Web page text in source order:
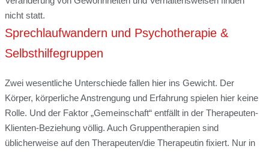
nicht statt.
Sprechlaufwandern und Psychotherapie &
Selbsthilfegruppen
Zwei wesentliche Unterschiede fallen hier ins Gewicht. Der
Körper, körperliche Anstrengung und Erfahrung spielen hier keine
Rolle. Und der Faktor „Gemeinschaft“ entfällt in der Therapeuten-
Klienten-Beziehung völlig. Auch Gruppentherapien sind
üblicherweise auf den Therapeuten/die Therapeutin fixiert. Nur in